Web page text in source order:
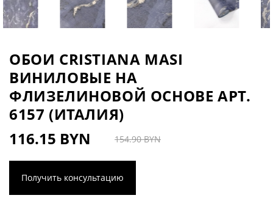
ОБОИ CRISTIANA MASI
ВИНИЛОВЫЕ НА
ФЛИЗЕЛИНОВОЙ ОСНОВЕ АРТ.
6157 (ИТАЛИЯ)
116.15 BYN
154.90 BYN
Получить консультацию